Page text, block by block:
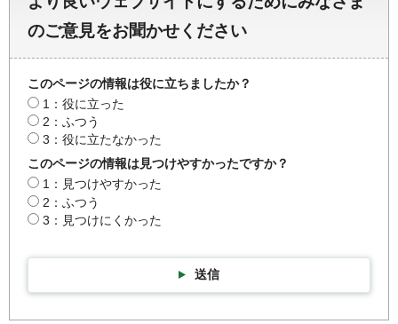
のご意見をお聞かせください
このページの情報は役に立ちましたか？
1：役に立った
2：ふつう
3：役に立たなかった
このページの情報は見つけやすかったですか？
1：見つけやすかった
2：ふつう
3：見つけにくかった
送信